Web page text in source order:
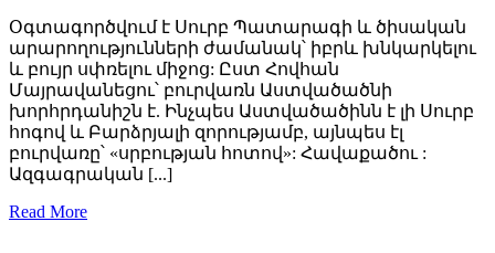
Օգտագործվում է Սուրբ Պատարագի և ծիսական
արարողությունների ժամանակ՝ իբրև խնկարկելու
և բույր սփռելու միջոց: Ըստ Հովհան
Մայրավանեցու՝ բուրվառն Աստվածածնի
խորհրդանիշն է. Ինչպես Աստվածածինն է լի Սուրբ
հոգով և Բարձրյալի զորությամբ, այնպես էլ
բուրվառը՝ «սրբության հոտով»: Հավաքածու :
Ազգագրական [...]
Read More